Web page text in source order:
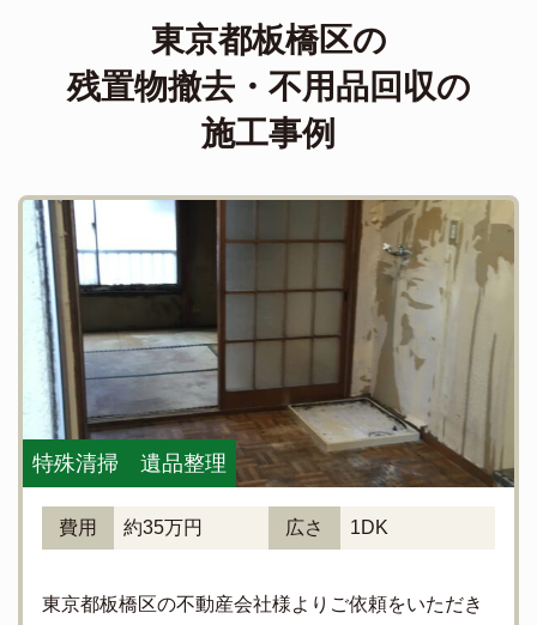
東京都板橋区の
残置物撤去・不用品回収の
施工事例
特殊清掃 遺品整理
費用 約35万円 広さ 1DK
東京都板橋区の不動産会社様よりご依頼をいただき